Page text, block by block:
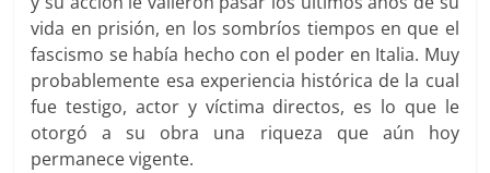
vida en prisión, en los sombríos tiempos en que el
fascismo se había hecho con el poder en Italia. Muy
probablemente esa experiencia histórica de la cual
fue testigo, actor y víctima directos, es lo que le
otorgó a su obra una riqueza que aún hoy
permanece vigente.